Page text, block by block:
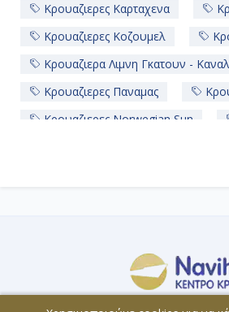
Κρουαζιερες Καρταχενα
Κρουαζιερες Κοζουμελ
Κρουαζιερα Λιμνη Γκατουν -
Κρουαζιερες Παναμας
Κρουαζιερες Norwegian Sun